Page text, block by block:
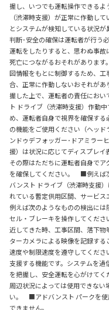
握し、いつでも運転操作できる
（渋滞時支援）が正常に作動し
とシステムが検知している状況
判断･安全の確保は運転者が行う
運転をしたりすると、思わぬ事
死亡につながるおそれがありま
図情報をもとに制御するため、
合、正常に作動しないおそれが
握した上で、運転者の責任にお
ト ドライブ（渋滞時支援）作動
め、運転者自身で視界を確保す
の機能をご使用ください（ヘッ
ンドゥデフォッガー･ドアミラ
援）は状況に応じてディスプレイ
その際はただちに運転者自身で
を確保してください。 ■例えば
バンスト ドライブ（渋滞時支援
れている暫定供用区間、サービ
例えば次のようなものの検出に
セル・ブレーキを操作してくだ
近してきた時、工事区間、落下
ターカメラによる映像を記録す
速度や制限速度を遵守してくだ
支援する機能です。システムを
を把握し、安全運転を心がけて
周辺状況によっては使用できな
い。 ■アドバンスト パークを使
できません。